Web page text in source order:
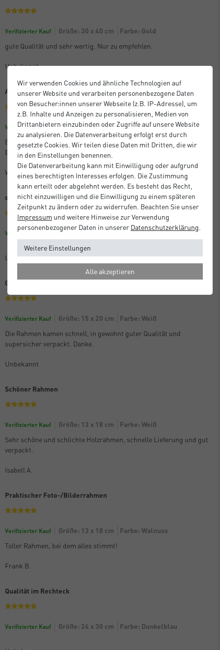
Verifizierter Kauf Größe: 30 x 40 cm
Farbe: Gold
gute Qualität und sehr wertig. Nur zu empfehlen.
Unbekannt
Alles gut.
Verifizierter Kauf Größe: 15 x 20 cm
Farbe: Schwarz
Beratung vor der Bestellung war super. Ebenso die gelieferten
Bilderrahmen.
Wolfgang S.
sehr gute Qualität, zuverlässige Lieferung!
Verifizierter Kauf Farbe: Dunkelblau Größe: 30 x 30 cm
Unbekannt
Gute Qualtität
Verifizierter Kauf Größe: 15 x 20 cm
Farbe: Weiß
Die Rahmen kamen schnell, in gewohnt guter Qualität und
supersicher verpackt. Danke.
Unbekannt
Schöner Rahmen
Verifizierter Kauf Größe: 13 x 18 cm
Farbe: Weiß
Sehr schöne und schlichte Holzrahmen, schnelle Lieferung und gut
verpackt.
Isabell A.
Praktischer Foto-/Bilderrahmen
Verifizierter Kauf Größe: 13 x 18 cm
Farbe: Walnuss
Toller Rahmen, bei dem alles stimmt!
Frank B.
Qualität im Rechteck
Verifizierter Kauf Größe: 24 x 30 cm Farbe: Dunkelblau
Wir verwenden Cookies und ähnliche Technologien auf
unserer Website und verarbeiten personenbezogene Daten
von Besucher:innen unserer Webseite (z.B. IP-Adresse), um
z.B. Inhalte und Anzeigen zu personalisieren, Medien von
Drittanbietern einzubinden oder Zugriffe auf unsere Website
zu analysieren. Die Datenverarbeitung erfolgt erst durch
gesetzte Cookies. Wir teilen diese Daten mit Dritten, die wir
in den Einstellungen benennen.
Die Datenverarbeitung kann mit Einwilligung oder aufgrund
eines berechtigten Interesses erfolgen. Die Zustimmung
kann erteilt oder abgelehnt werden. Es besteht das Recht,
nicht einzuwilligen und die Einwilligung zu einem späteren
Zeitpunkt zu ändern oder zu widerrufen. Beachten Sie unser
Impressum und weitere Hinweise zur Verwendung
personenbezogener Daten in unserer Daten­schutz­erklärung
Weitere Einstellungen
Alle akzeptieren